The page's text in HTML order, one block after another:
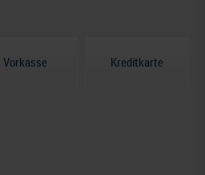
Vorkasse Kreditkarte